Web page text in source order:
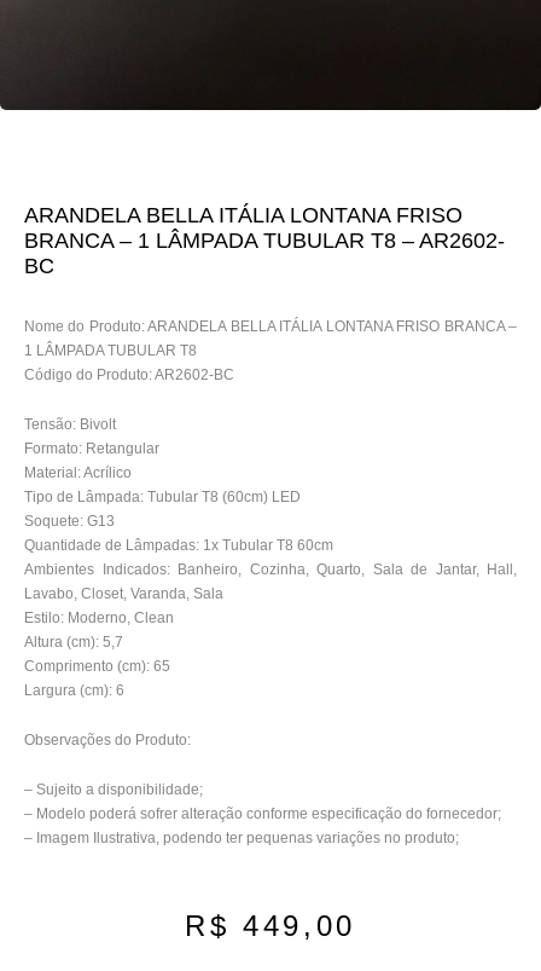
ARANDELA BELLA ITÁLIA LONTANA FRISO
BRANCA – 1 LÂMPADA TUBULAR T8 – AR2602-
BC
Nome do Produto: ARANDELA BELLA ITÁLIA LONTANA FRISO BRANCA –
1 LÂMPADA TUBULAR T8
Código do Produto: AR2602-BC
Tensão: Bivolt
Formato: Retangular
Material: Acrílico
Tipo de Lâmpada: Tubular T8 (60cm) LED
Soquete: G13
Quantidade de Lâmpadas: 1x Tubular T8 60cm
Ambientes Indicados: Banheiro, Cozinha, Quarto, Sala de Jantar, Hall,
Lavabo, Closet, Varanda, Sala
Estilo: Moderno, Clean
Altura (cm): 5,7
Comprimento (cm): 65
Largura (cm): 6
Observações do Produto:
– Sujeito a disponibilidade;
– Modelo poderá sofrer alteração conforme especificação do fornecedor;
– Imagem Ilustrativa, podendo ter pequenas variações no produto;
R$ 449,00